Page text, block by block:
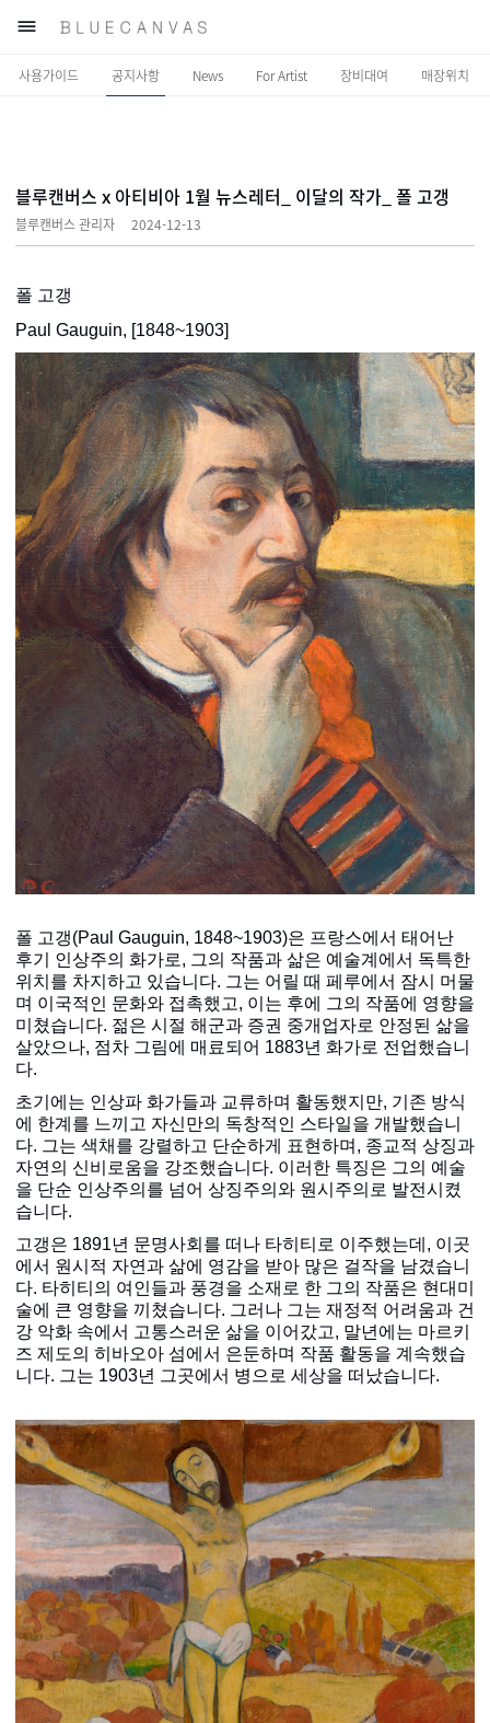

사용가이드 공지사항 News For Artist 장비대여 매장위치
블루캔버스 x 아티비아 1월 뉴스레터_ 이달의 작가_ 폴 고갱
블루캔버스 관리자 2024-12-13
폴 고갱
Paul Gauguin, [1848~1903]
폴 고갱(Paul Gauguin, 1848~1903)은 프랑스에서 태어난
후기 인상주의 화가로, 그의 작품과 삶은 예술계에서 독특한
위치를 차지하고 있습니다. 그는 어릴 때 페루에서 잠시 머물
며 이국적인 문화와 접촉했고, 이는 후에 그의 작품에 영향을
미쳤습니다. 젊은 시절 해군과 증권 중개업자로 안정된 삶을
살았으나, 점차 그림에 매료되어 1883년 화가로 전업했습니
다.
초기에는 인상파 화가들과 교류하며 활동했지만, 기존 방식
에 한계를 느끼고 자신만의 독창적인 스타일을 개발했습니
다. 그는 색채를 강렬하고 단순하게 표현하며 , 종교적 상징과
자연의 신비로움을 강조했습니다. 이러한 특징은 그의 예술
을 단순 인상주의를 넘어 상징주의와 원시주의로 발전시켰
습니다.
고갱은 1891년 문명사회를 떠나 타히티로 이주했는데 , 이곳
에서 원시적 자연과 삶에 영감을 받아 많은 걸작을 남겼습니
다. 타히티의 여인들과 풍경을 소재로 한 그의 작품은 현대미
술에 큰 영향을 끼쳤습니다. 그러나 그는 재정적 어려움과 건
강 악화 속에서 고통스러운 삶을 이어갔고, 말년에는 마르키
즈 제도의 히바오아 섬에서 은둔하며 작품 활동을 계속했습
니다. 그는 1903년 그곳에서 병으로 세상을 떠났습니다.